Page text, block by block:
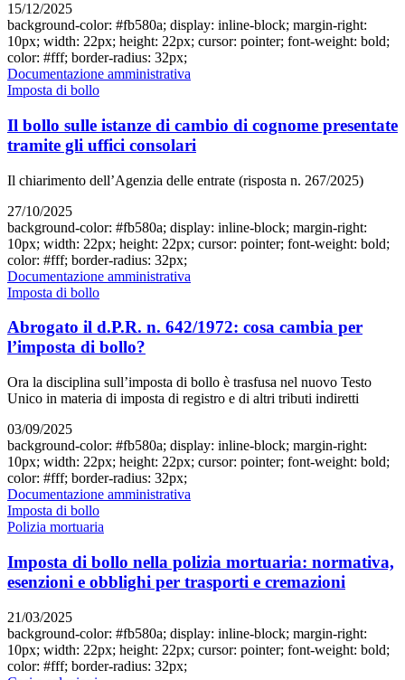
15/12/2025
background-color: #fb580a; display: inline-block; margin-right:
10px; width: 22px; height: 22px; cursor: pointer; font-weight: bold;
color: #fff; border-radius: 32px;
Documentazione amministrativa
Imposta di bollo
Il bollo sulle istanze di cambio di cognome presentate
tramite gli uffici consolari
Il chiarimento dell’Agenzia delle entrate (risposta n. 267/2025)
27/10/2025
background-color: #fb580a; display: inline-block; margin-right:
10px; width: 22px; height: 22px; cursor: pointer; font-weight: bold;
color: #fff; border-radius: 32px;
Documentazione amministrativa
Imposta di bollo
Abrogato il d.P.R. n. 642/1972: cosa cambia per
l’imposta di bollo?
Ora la disciplina sull’imposta di bollo è trasfusa nel nuovo Testo
Unico in materia di imposta di registro e di altri tributi indiretti
03/09/2025
background-color: #fb580a; display: inline-block; margin-right:
10px; width: 22px; height: 22px; cursor: pointer; font-weight: bold;
color: #fff; border-radius: 32px;
Documentazione amministrativa
Imposta di bollo
Polizia mortuaria
Imposta di bollo nella polizia mortuaria: normativa,
esenzioni e obblighi per trasporti e cremazioni
21/03/2025
background-color: #fb580a; display: inline-block; margin-right:
10px; width: 22px; height: 22px; cursor: pointer; font-weight: bold;
color: #fff; border-radius: 32px;